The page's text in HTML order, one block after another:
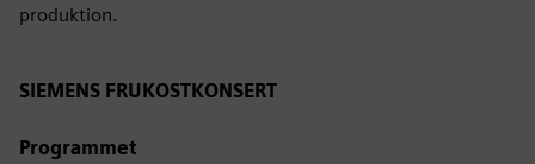
produktion.
SIEMENS FRUKOSTKONSERT
Programmet